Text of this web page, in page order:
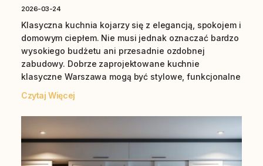
2026-03-24
Klasyczna kuchnia kojarzy się z elegancją, spokojem i
domowym ciepłem. Nie musi jednak oznaczać bardzo
wysokiego budżetu ani przesadnie ozdobnej
zabudowy. Dobrze zaprojektowane kuchnie
klasyczne Warszawa mogą być stylowe, funkcjonalne
Czytaj Więcej